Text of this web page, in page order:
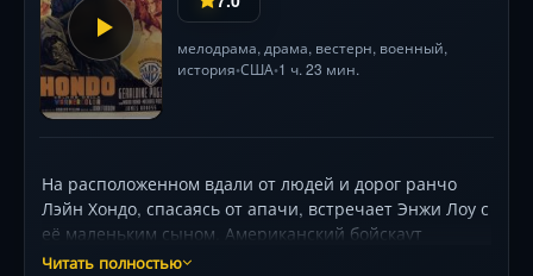
мелодрама, драма, вестерн, военный,
история•США•1 ч. 23 мин.
На расположенном вдали от людей и дорог ранчо
Лэйн Хондо, спасаясь от апачи, встречает Энжи Лоу с
её маленьким сыном. Американский бойскаут
отмечает, что ферма находится в плачевном
Читать полностью